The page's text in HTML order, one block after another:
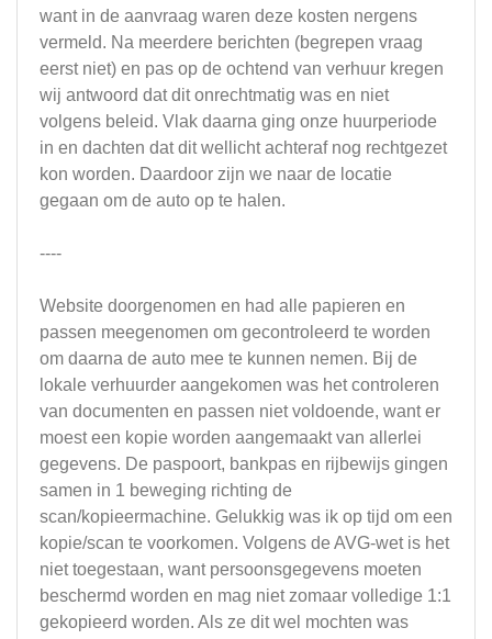
want in de aanvraag waren deze kosten nergens
vermeld. Na meerdere berichten (begrepen vraag
eerst niet) en pas op de ochtend van verhuur kregen
wij antwoord dat dit onrechtmatig was en niet
volgens beleid. Vlak daarna ging onze huurperiode
in en dachten dat dit wellicht achteraf nog rechtgezet
kon worden. Daardoor zijn we naar de locatie
gegaan om de auto op te halen.
----
Website doorgenomen en had alle papieren en
passen meegenomen om gecontroleerd te worden
om daarna de auto mee te kunnen nemen. Bij de
lokale verhuurder aangekomen was het controleren
van documenten en passen niet voldoende, want er
moest een kopie worden aangemaakt van allerlei
gegevens. De paspoort, bankpas en rijbewijs gingen
samen in 1 beweging richting de
scan/kopieermachine. Gelukkig was ik op tijd om een
kopie/scan te voorkomen. Volgens de AVG-wet is het
niet toegestaan, want persoonsgegevens moeten
beschermd worden en mag niet zomaar volledige 1:1
gekopieerd worden. Als ze dit wel mochten was